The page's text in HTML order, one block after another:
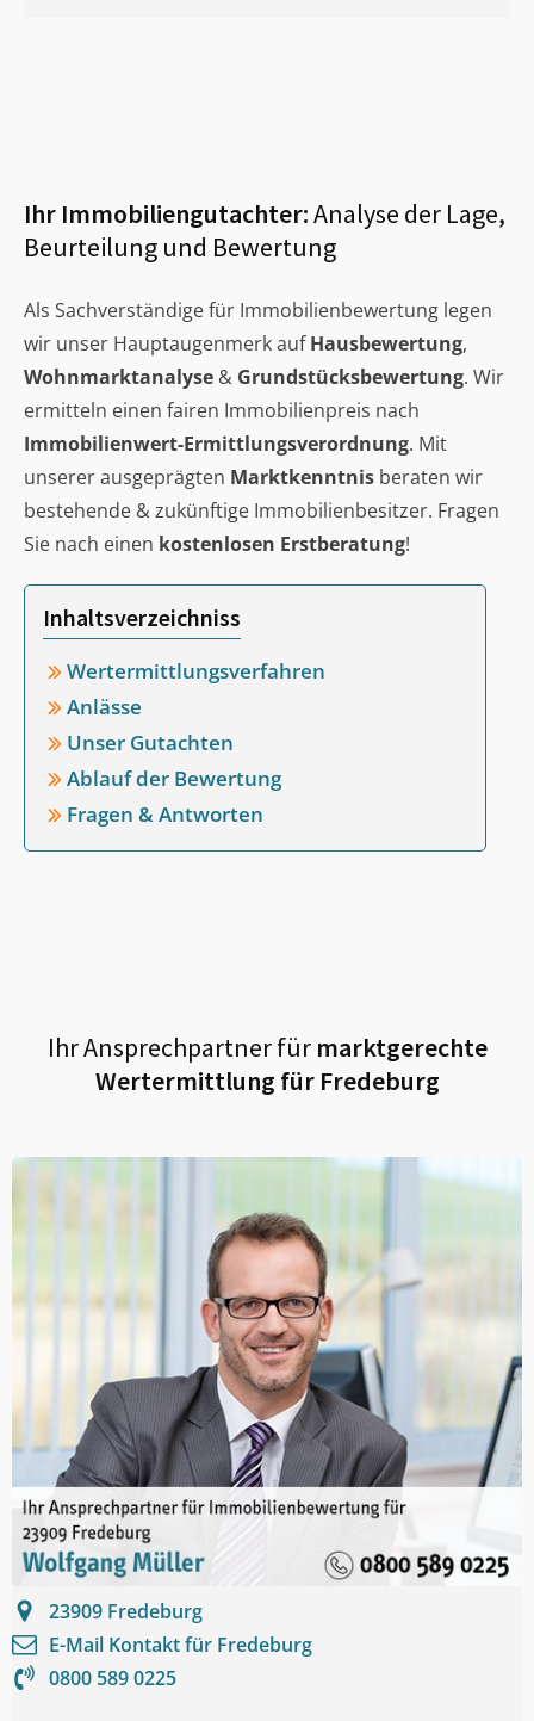
Ihr Immobiliengutachter:Analyse der Lage,
Beurteilung und Bewertung
Als Sachverständige für Immobilienbewertung legen
wir unser Hauptaugenmerk aufHausbewertung,
Wohnmarktanalyse & Grundstücksbewertung. Wir
ermitteln einen fairen Immobilienpreis nach
Immobilienwert-Ermittlungsverordnung. Mit
unserer ausgeprägten Marktkenntnis beraten wir
bestehende & zukünftige Immobilienbesitzer. Fragen
Sie nach einen kostenlosen Erstberatung!
Inhaltsverzeichniss
Wertermittlungsverfahren
Anlässe
Unser Gutachten
Ablauf der Bewertung
Fragen & Antworten
Ihr Ansprechpartner fürmarktgerechte
Wertermittlung für Fredeburg
23909 Fredeburg
E-Mail Kontakt für Fredeburg
0800 589 0225